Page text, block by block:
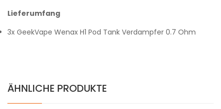
Lieferumfang
3x GeekVape Wenax H1 Pod Tank Verdampfer 0.7 Ohm
ÄHNLICHE PRODUKTE